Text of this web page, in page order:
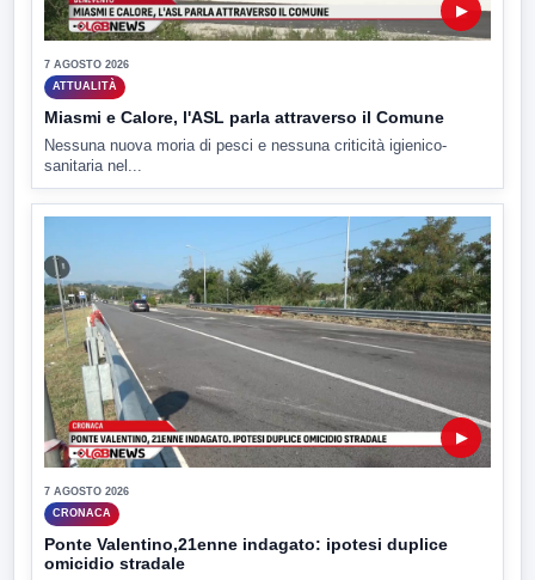
▶
7 AGOSTO 2026
ATTUALITÀ
Miasmi e Calore, l'ASL parla attraverso il Comune
Nessuna nuova moria di pesci e nessuna criticità igienico-
sanitaria nel...
▶
7 AGOSTO 2026
CRONACA
Ponte Valentino,21enne indagato: ipotesi duplice
omicidio stradale